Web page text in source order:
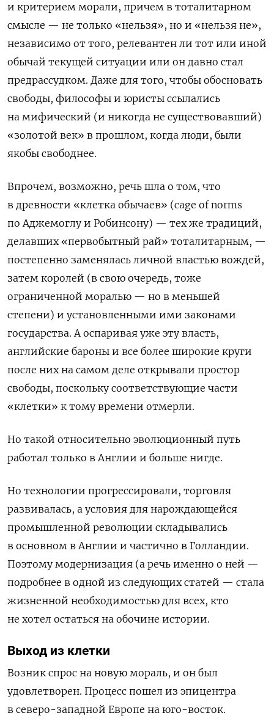
и критерием морали, причем в тоталитарном
смысле — не только «нельзя», но и «нельзя не»,
независимо от того, релевантен ли тот или иной
обычай текущей ситуации или он давно стал
предрассудком. Даже для того, чтобы обосновать
свободы, философы и юристы ссылались
на мифический (и никогда не существовавший)
«золотой век» в прошлом, когда люди, были
якобы свободнее.
Впрочем, возможно, речь шла о том, что
в древности «клетка обычаев» (cage of norms
по Аджемоглу и Робинсону) — тех же традиций,
делавших «первобытный рай» тоталитарным, —
постепенно заменялась личной властью вождей,
затем королей (в свою очередь, тоже
ограниченной моралью — но в меньшей
степени) и установленными ими законами
государства. А оспаривая уже эту власть,
английские бароны и все более широкие круги
после них на самом деле открывали простор
свободы, поскольку соответствующие части
«клетки» к тому времени отмерли.
Но такой относительно эволюционный путь
работал только в Англии и больше нигде.
Но технологии прогрессировали, торговля
развивалась, а условия для нарождающейся
промышленной революции складывались
в основном в Англии и частично в Голландии.
Поэтому модернизация (а речь именно о ней —
подробнее в одной из следующих статей — стала
жизненной необходимостью для всех, кто
не хотел остаться на обочине истории.
Выход из клетки
Возник спрос на новую мораль, и он был
удовлетворен. Процесс пошел из эпицентра
в северо-западной Европе на юго-восток.